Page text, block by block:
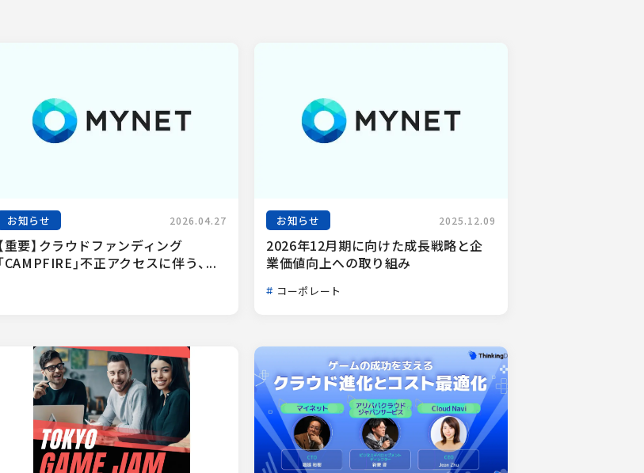
お知らせ 2026.04.27
【重要】クラウドファンディング
「CAMPFIRE」不正アクセスに伴う、...
お知らせ 2025.12.09
2026年12月期に向けた成長戦略と企
業価値向上への取り組み
コーポレート